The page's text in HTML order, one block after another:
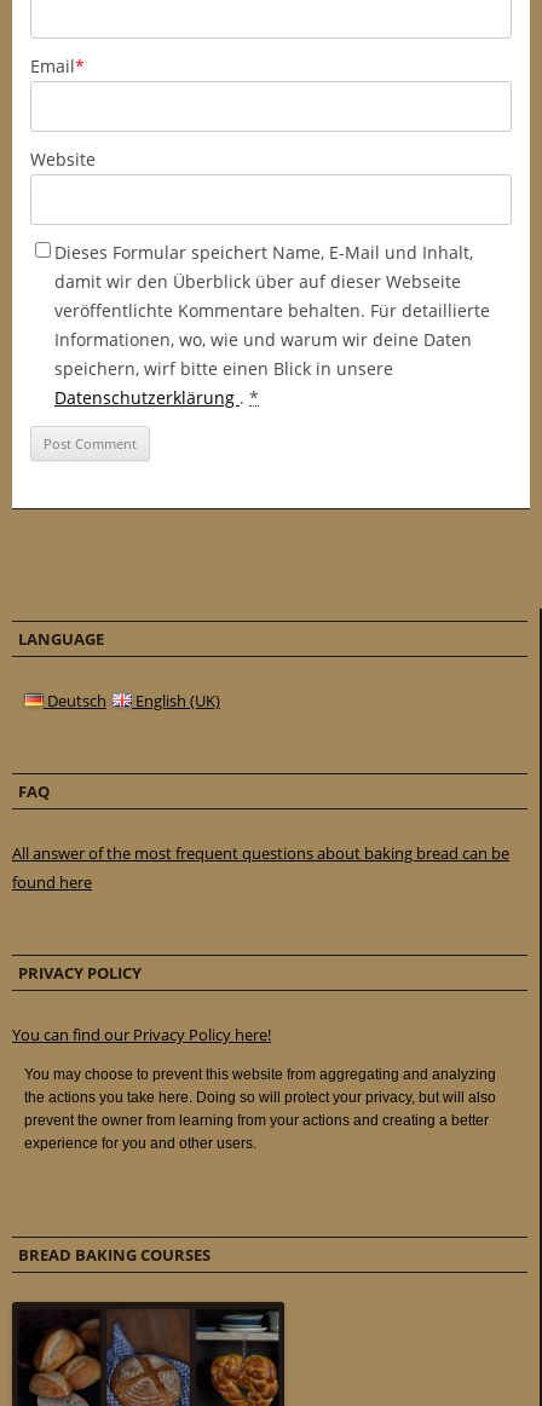
Email*
Website
Dieses Formular speichert Name, E-Mail und Inhalt,
damit wir den Überblick über auf dieser Webseite
veröffentlichte Kommentare behalten. Für detaillierte
Informationen, wo, wie und warum wir deine Daten
speichern, wirf bitte einen Blick in unsere
Datenschutzerklärung . *
LANGUAGE
Deutsch English (UK)
FAQ
All answer of the most frequent questions about baking bread can be
found here
PRIVACY POLICY
You can find our Privacy Policy here!
BREAD BAKING COURSES